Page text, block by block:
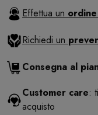
Effettua un
Richiedi un
Consegna al
Customer care:
acquisto